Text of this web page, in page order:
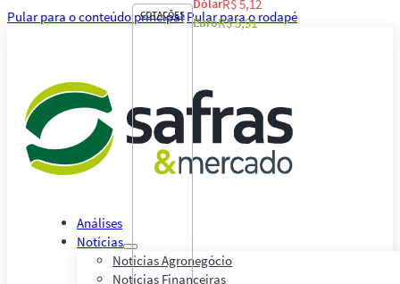
Pular para o conteúdo principal Pular para o rodapé
Análises
Notícias
Notícias Agronegócio
Notícias Financeiras
COTAÇÕES
DólarR$ 5,12
EuroR$ 5,91